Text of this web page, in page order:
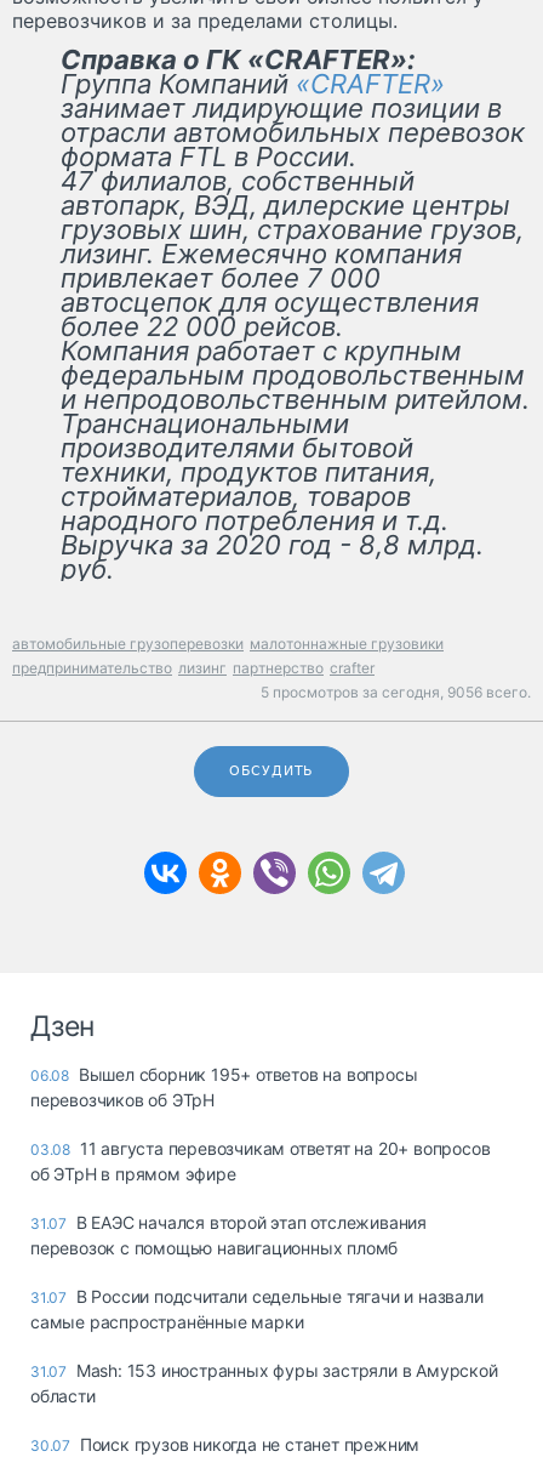
перевозчиков и за пределами столицы.
Справка о ГК «CRAFTER»:
Группа Компаний «CRAFTER»
занимает лидирующие позиции в
отрасли автомобильных перевозок
формата FTL в России.
47 филиалов, собственный
автопарк, ВЭД, дилерские центры
грузовых шин, страхование грузов,
лизинг. Ежемесячно компания
привлекает более 7 000
автосцепок для осуществления
более 22 000 рейсов.
Компания работает с крупным
федеральным продовольственным
и непродовольственным ритейлом.
Транснациональными
производителями бытовой
техники, продуктов питания,
стройматериалов, товаров
народного потребления и т.д.
Выручка за 2020 год - 8,8 млрд.
руб.
автомобильные грузоперевозки малотоннажные грузовики
предпринимательство лизинг партнерство crafter
5 просмотров за сегодня, 9056 всего.
ОБСУДИТЬ
Дзен
06.08 Вышел сборник 195+ ответов на вопросы
перевозчиков об ЭТрН
03.08 11 августа перевозчикам ответят на 20+ вопросов
об ЭТрН в прямом эфире
31.07
В ЕАЭС начался второй этап отслеживания
перевозок с помощью навигационных пломб
31.07
В России подсчитали седельные тягачи и назвали
самые распространённые марки
31.07
Mash: 153 иностранных фуры застряли в Амурской
области
30.07 Поиск грузов никогда не станет прежним